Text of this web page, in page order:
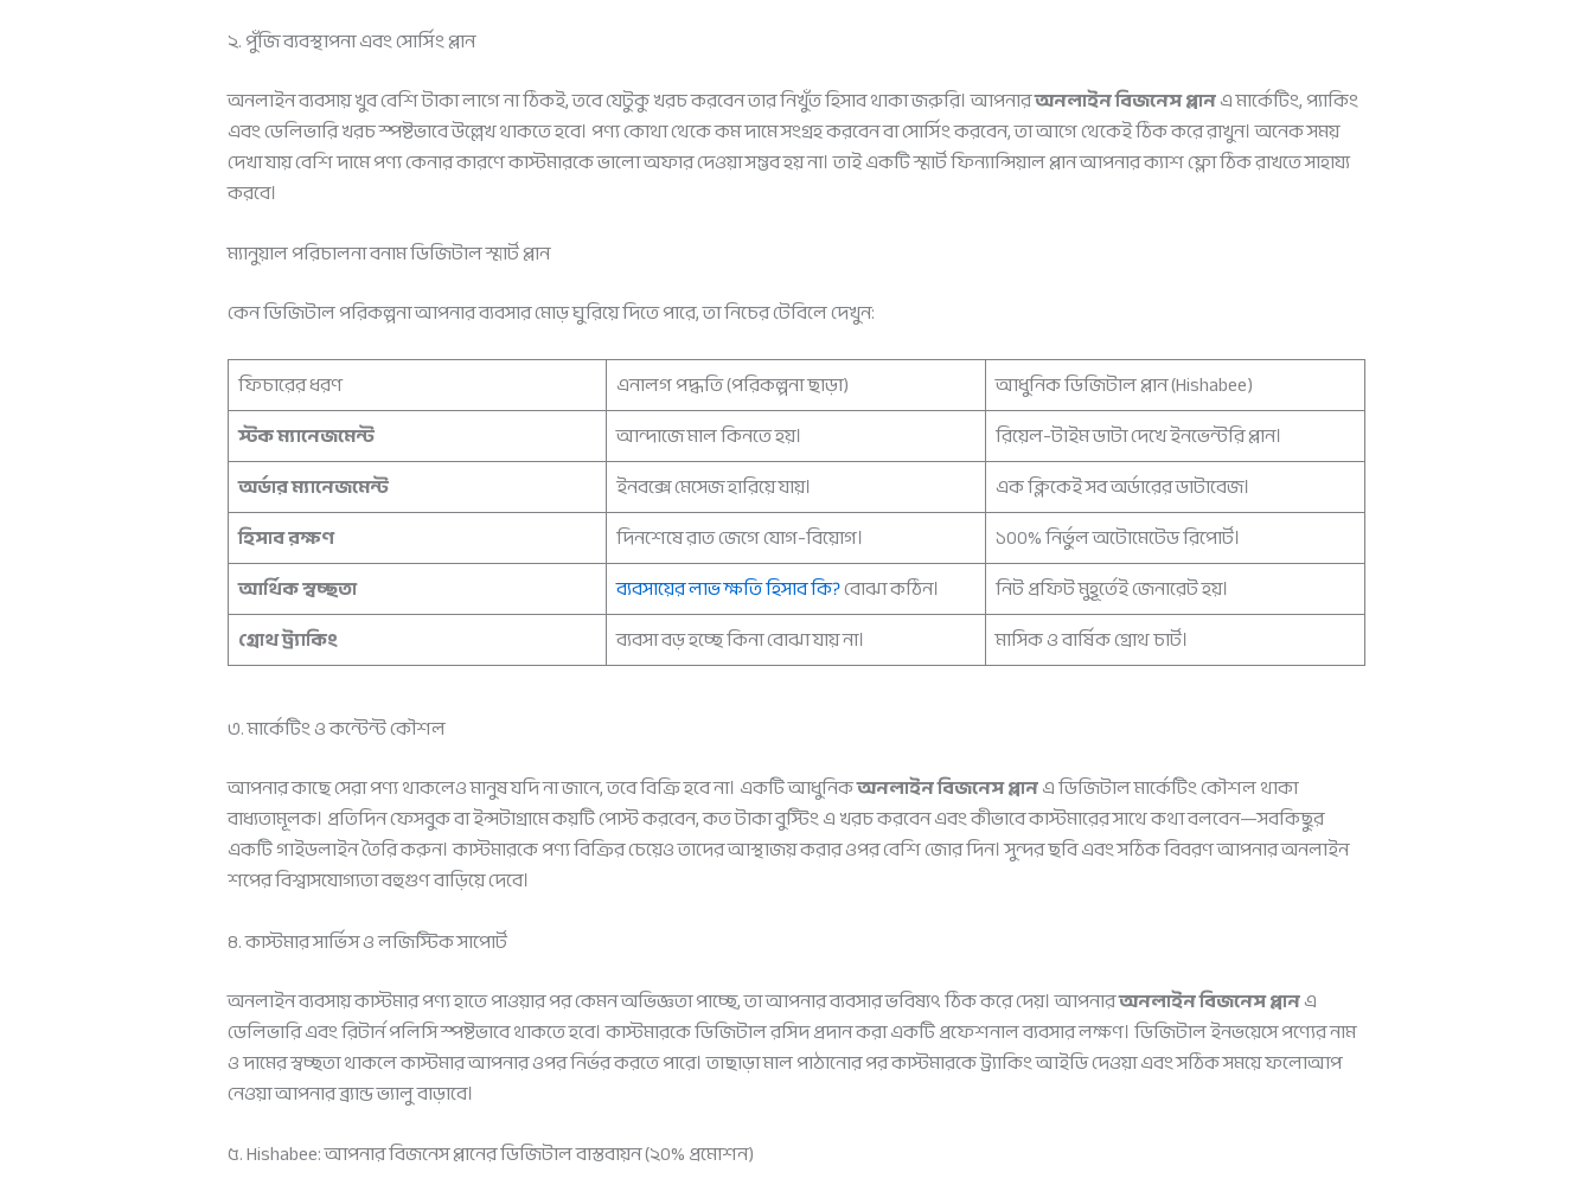
২. পুঁজি ব্যবস্থাপনা এবং সোর্সিং প্লান
অনলাইন ব্যবসায় খুব বেশি টাকা লাগে না ঠিকই, তবে যেটুকু খরচ করবেন তার নিখুঁত হিসাব থাকা জরুরি। আপনারঅনলাইন বিজনেস প্লানএ মার্কেটিং, প্যাকিং
এবং ডেলিভারি খরচ স্পষ্টভাবে উল্লেখ থাকতে হবে। পণ্য কোথা থেকে কম দামে সংগ্রহ করবেন বা সোর্সিং করবেন, তা আগে থেকেই ঠিক করে রাখুন। অনেক সময়
দেখা যায় বেশি দামে পণ্য কেনার কারণে কাস্টমারকে ভালো অফার দেওয়া সম্ভব হয় না। তাই একটি স্মার্ট ফিন্যান্সিয়াল প্লান আপনার ক্যাশ ফ্লো ঠিক রাখতে সাহায্য
করবে।
ম্যানুয়াল পরিচালনা বনাম ডিজিটাল স্মার্ট প্লান
কেন ডিজিটাল পরিকল্পনা আপনার ব্যবসার মোড় ঘুরিয়ে দিতে পারে, তা নিচের টেবিলে দেখুন:
ফিচারের ধরণ এনালগ পদ্ধতি (পরিকল্পনা ছাড়া)
আধুনিক ডিজিটাল প্লান (Hishabee)
স্টক ম্যানেজমেন্ট
আন্দাজে মাল কিনতে হয়।
রিয়েল-টাইম ডাটা দেখে ইনভেন্টরি প্লান।
অর্ডার ম্যানেজমেন্ট
ইনবক্সে মেসেজ হারিয়ে যায়।
এক ক্লিকেই সব অর্ডারের ডাটাবেজ।
হিসাব রক্ষণ
দিনশেষে রাত জেগে যোগ-বিয়োগ।
১০০% নির্ভুল অটোমেটেড রিপোর্ট।
আর্থিক স্বচ্ছতা
ব্যবসায়ের লাভ ক্ষতি হিসাব কি?বোঝা কঠিন।
নিট প্রফিট মুহূর্তেই জেনারেট হয়।
গ্রোথ ট্র্যাকিং
ব্যবসা বড় হচ্ছে কিনা বোঝা যায় না। মাসিক ও বার্ষিক গ্রোথ চার্ট।
৩. মার্কেটিং ও কন্টেন্ট কৌশল
আপনার কাছে সেরা পণ্য থাকলেও মানুষ যদি না জানে, তবে বিক্রি হবে না। একটি আধুনিকঅনলাইন বিজনেস প্লানএ ডিজিটাল মার্কেটিং কৌশল থাকা
বাধ্যতামূলক। প্রতিদিন ফেসবুক বা ইন্সটাগ্রামে কয়টি পোস্ট করবেন, কত টাকা বুস্টিং এ খরচ করবেন এবং কীভাবে কাস্টমারের সাথে কথা বলবেন—সবকিছুর
একটি গাইডলাইন তৈরি করুন। কাস্টমারকে পণ্য বিক্রির চেয়েও তাদের আস্থাজয় করার ওপর বেশি জোর দিন। সুন্দর ছবি এবং সঠিক বিবরণ আপনার অনলাইন
শপের বিশ্বাসযোগ্যতা বহুগুণ বাড়িয়ে দেবে।
৪. কাস্টমার সার্ভিস ও লজিস্টিক সাপোর্ট
অনলাইন ব্যবসায় কাস্টমার পণ্য হাতে পাওয়ার পর কেমন অভিজ্ঞতা পাচ্ছে, তা আপনার ব্যবসার ভবিষ্যৎ ঠিক করে দেয়। আপনারঅনলাইন বিজনেস প্লানএ
ডেলিভারি এবং রিটার্ন পলিসি স্পষ্টভাবে থাকতে হবে। কাস্টমারকে ডিজিটাল রসিদ প্রদান করা একটি প্রফেশনাল ব্যবসার লক্ষণ। ডিজিটাল ইনভয়েসে পণ্যের নাম
ও দামের স্বচ্ছতা থাকলে কাস্টমার আপনার ওপর নির্ভর করতে পারে। তাছাড়া মাল পাঠানোর পর কাস্টমারকে ট্র্যাকিং আইডি দেওয়া এবং সঠিক সময়ে ফলোআপ
নেওয়া আপনার ব্র্যান্ড ভ্যালু বাড়াবে।
৫. Hishabee: আপনার বিজনেস প্লানের ডিজিটাল বাস্তবায়ন (২০% প্রমোশন)